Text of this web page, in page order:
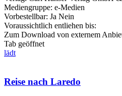
Mediengruppe: e-Medien
Vorbestellbar: Ja Nein
Voraussichtlich entliehen bis:
Zum Download von externem
Tab geöffnet
lädt
Reise nach Laredo